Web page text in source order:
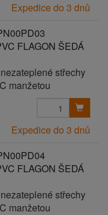
Expedice do 3 dnů
FLAGON ŠEDÁ
střechy
manžetou
Expedice do 3 dnů
FLAGON ŠEDÁ
střechy
manžetou